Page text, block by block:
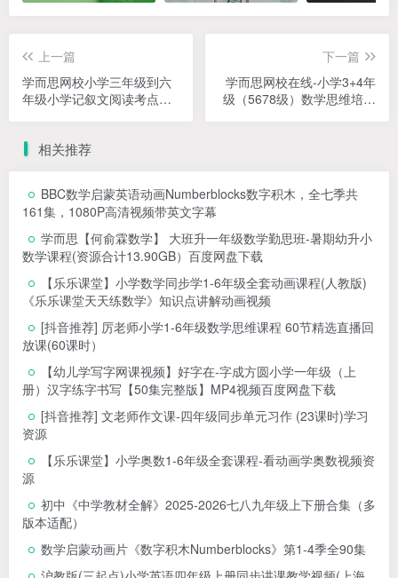
上一篇
学而思网校小学三年级到六
年级小学记叙文阅读考点分
下一篇
学而思网校在线-小学3+4年
级（5678级）数学思维培养
相关推荐
BBC数学启蒙英语动画Numberblocks数字积木，全七季共
161集，1080P高清视频带英文字幕
学而思【何俞霖数学】 大班升一年级数学勤思班-暑期幼升小
数学课程(资源合计13.90GB）百度网盘下载
【乐乐课堂】小学数学同步学1-6年级全套动画课程(人教版)
《乐乐课堂天天练数学》知识点讲解动画视频
[抖音推荐] 厉老师小学1-6年级数学思维课程 60节精选直播回
放课(60课时）
【幼儿学写字网课视频】好字在-字成方圆小学一年级（上
册）汉字练字书写【50集完整版】MP4视频百度网盘下载
[抖音推荐] 文老师作文课-四年级同步单元习作 (23课时)学习
资源
【乐乐课堂】小学奥数1-6年级全套课程-看动画学奥数视频资
源
初中《中学教材全解》2025-2026七八九年级上下册合集（多
版本适配）
数学启蒙动画片《数字积木Numberblocks》第1-4季全90集